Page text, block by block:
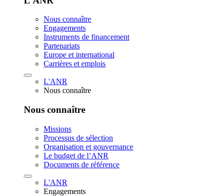
Nous connaître
Engagements
Instruments de financement
Partenariats
Europe et international
Carrières et emplois
L'ANR
Nous connaître
Nous connaître
Missions
Processus de sélection
Organisation et gouvernance
Le budget de l’ANR
Documents de référence
L'ANR
Engagements